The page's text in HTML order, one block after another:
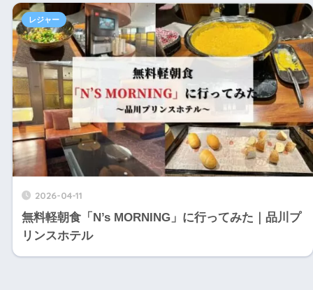
2026-04-11
無料軽朝食「N’s MORNING」に行ってみた｜品川プ
リンスホテル
レジャー